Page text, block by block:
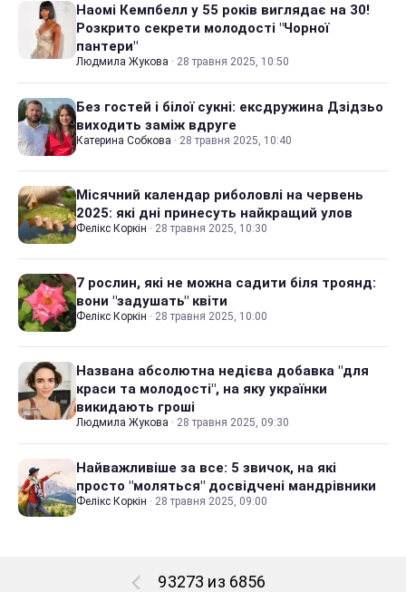
Наомі Кемпбелл у 55 років виглядає на 30!
Розкрито секрети молодості "Чорної
пантери"
Людмила Жукова · 28 травня 2025, 10:50
Без гостей і білої сукні: ексдружина Дзідзьо
виходить заміж вдруге
Катерина Собкова · 28 травня 2025, 10:40
Місячний календар риболовлі на червень
2025: які дні принесуть найкращий улов
Фелікс Коркін · 28 травня 2025, 10:30
7 рослин, які не можна садити біля троянд:
вони "задушать" квіти
Фелікс Коркін · 28 травня 2025, 10:00
Названа абсолютна недієва добавка "для
краси та молодості", на яку українки
викидають гроші
Людмила Жукова · 28 травня 2025, 09:30
Найважливіше за все: 5 звичок, на які
просто "моляться" досвідчені мандрівники
Фелікс Коркін · 28 травня 2025, 09:00
93273 из 6856